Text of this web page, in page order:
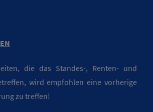
die das Standes-, Renten- und
wird empfohlen eine vorherige
zu treffen!